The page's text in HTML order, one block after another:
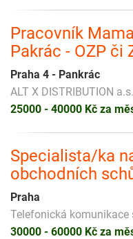
Pracovník
Pakrác - OZP či
Praha 4 - Pankrác
ALT X DISTRIBUTION a.s.
25000 - 40000 Kč za
Specialista/ka
obchodních
Praha
Telefonická komunikace
30000 - 60000 Kč za